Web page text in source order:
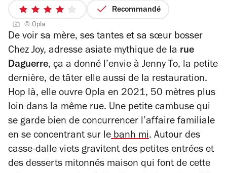
1
4
4
5
étoiles
Recommandé
© Opla
De voir sa mère, ses tantes et sa sœur bosser
Chez Joy, adresse asiate mythique de la rue
Daguerre, ça a donné l’envie à Jenny To, la petite
dernière, de tâter elle aussi de la restauration.
Hop là, elle ouvre Opla en 2021, 50 mètres plus
loin dans la même rue. Une petite cambuse qui
se garde bien de concurrencer l’affaire familiale
en se concentrant sur le banh mi. Autour des
casse-dalle viets gravitent des petites entrées et
des desserts mitonnés maison qui font de cette